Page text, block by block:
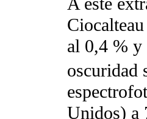
al 0,4 % y
oscuridad
Unidos) a